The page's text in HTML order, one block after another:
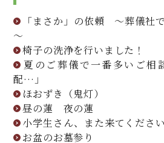
「まさか」の依頼 ～葬儀社
～
椅子の洗浄を行いました！
夏のご葬儀で一番多いご相
配…」
ほおずき（鬼灯）
昼の蓮 夜の蓮
小学生さん、また来てください
お盆のお墓参り